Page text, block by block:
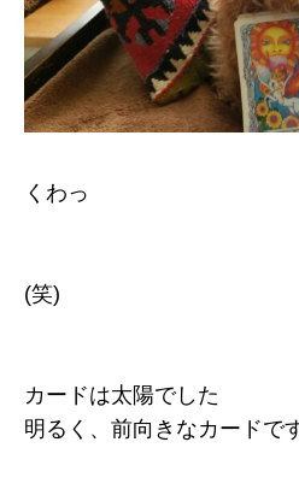
くわっ
(笑)
カードは太陽でした
明るく、前向きなカードで